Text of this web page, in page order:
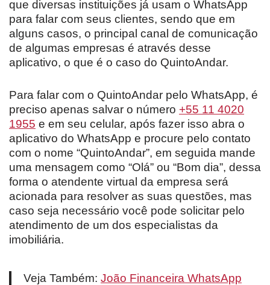
que diversas instituições já usam o WhatsApp
para falar com seus clientes, sendo que em
alguns casos, o principal canal de comunicação
de algumas empresas é através desse
aplicativo, o que é o caso do QuintoAndar.
Para falar com o QuintoAndar pelo WhatsApp, é
preciso apenas salvar o número +55 11 4020
1955 e em seu celular, após fazer isso abra o
aplicativo do WhatsApp e procure pelo contato
com o nome “QuintoAndar”, em seguida mande
uma mensagem como “Olá” ou “Bom dia”, dessa
forma o atendente virtual da empresa será
acionada para resolver as suas questões, mas
caso seja necessário você pode solicitar pelo
atendimento de um dos especialistas da
imobiliária.
Veja Também: João Financeira WhatsApp